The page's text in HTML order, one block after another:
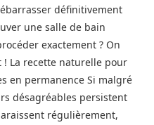
définitivement
une salle de bain
exactement ? On
La recette naturelle pour
en permanence Si malgré
désagréables persistent
régulièrement,